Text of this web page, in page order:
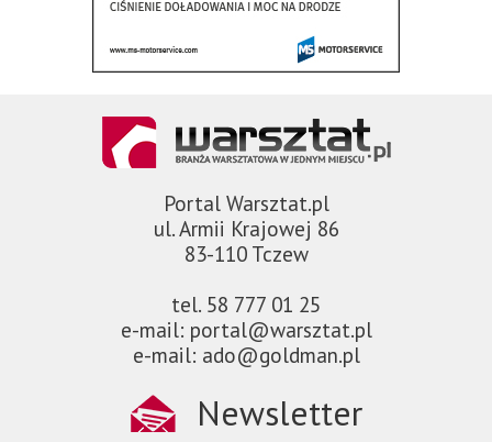
Portal Warsztat.pl
ul. Armii Krajowej 86
83-110 Tczew
tel. 58 777 01 25
e-mail: portal@warsztat.pl
e-mail: ado@goldman.pl
Newsletter